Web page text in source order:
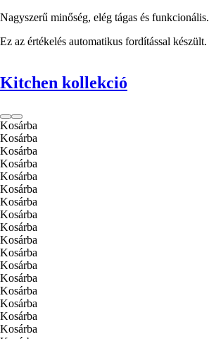
Nagyszerű minőség, elég tágas és funkcionális.
Ez az értékelés automatikus fordítással készült.
Kitchen kollekció
Kosárba
Kosárba
Kosárba
Kosárba
Kosárba
Kosárba
Kosárba
Kosárba
Kosárba
Kosárba
Kosárba
Kosárba
Kosárba
Kosárba
Kosárba
Kosárba
Kosárba